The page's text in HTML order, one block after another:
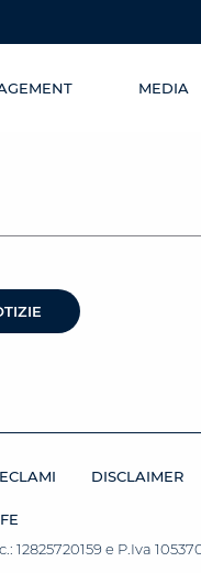
MEDIA
DISCLAIMER
12825720159 e P.Iva